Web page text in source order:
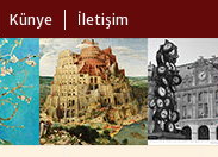
Künye İletişim